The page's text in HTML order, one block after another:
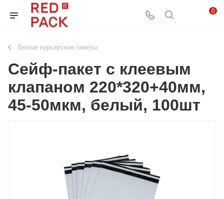
0
Белые курьерские пакеты
Сейф-пакет с клеевым
клапаном 220*320+40мм,
45-50мкм, белый, 100шт